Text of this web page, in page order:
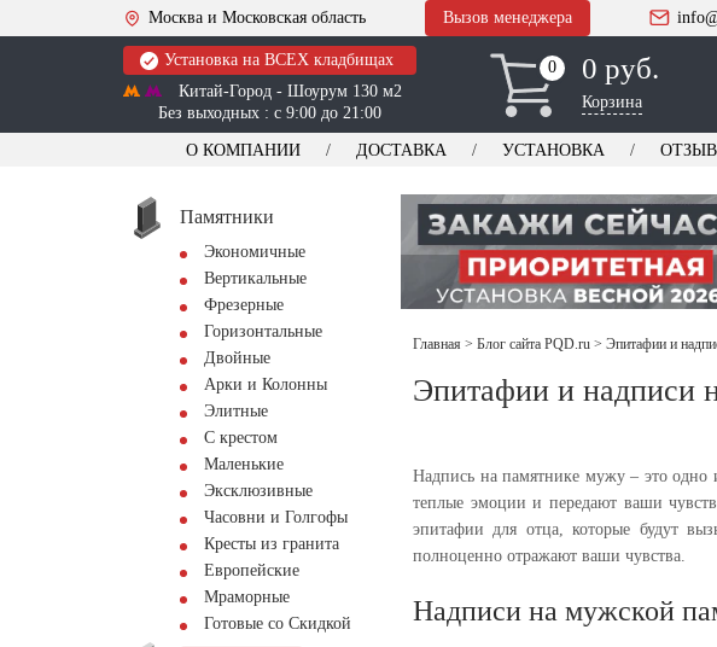
Москва и Московская область Вызов менеджера
Установка на ВСЕХ кладбищах
Китай-Город - Шоурум 130 м2
Без выходных : с 9:00 до 21:00
0
0 0 руб.
Корзина
О КОМПАНИИ ДОСТАВКА УСТАНОВКА
Памятники
Экономичные
Вертикальные
Фрезерные
Горизонтальные
Двойные
Арки и Колонны
Элитные
С крестом
Маленькие
Эксклюзивные
Часовни и Голгофы
Кресты из гранита
Европейские
Мраморные
Готовые со Скидкой
Главная > Блог сайта PQD.ru > Эпитафии и
Эпитафии и надписи
Надпись на памятнике мужу – это одно
теплые эмоции и передают ваши
эпитафии для отца, которые будут
полноценно отражают ваши чувства.
Надписи на мужской